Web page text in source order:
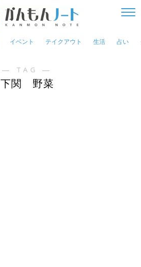
イベント テイクアウト 生活 占い
― TAG ―
下関 野菜